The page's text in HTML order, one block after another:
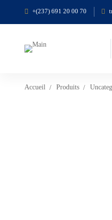
+(237) 691 20 00 70
Accueil Produits